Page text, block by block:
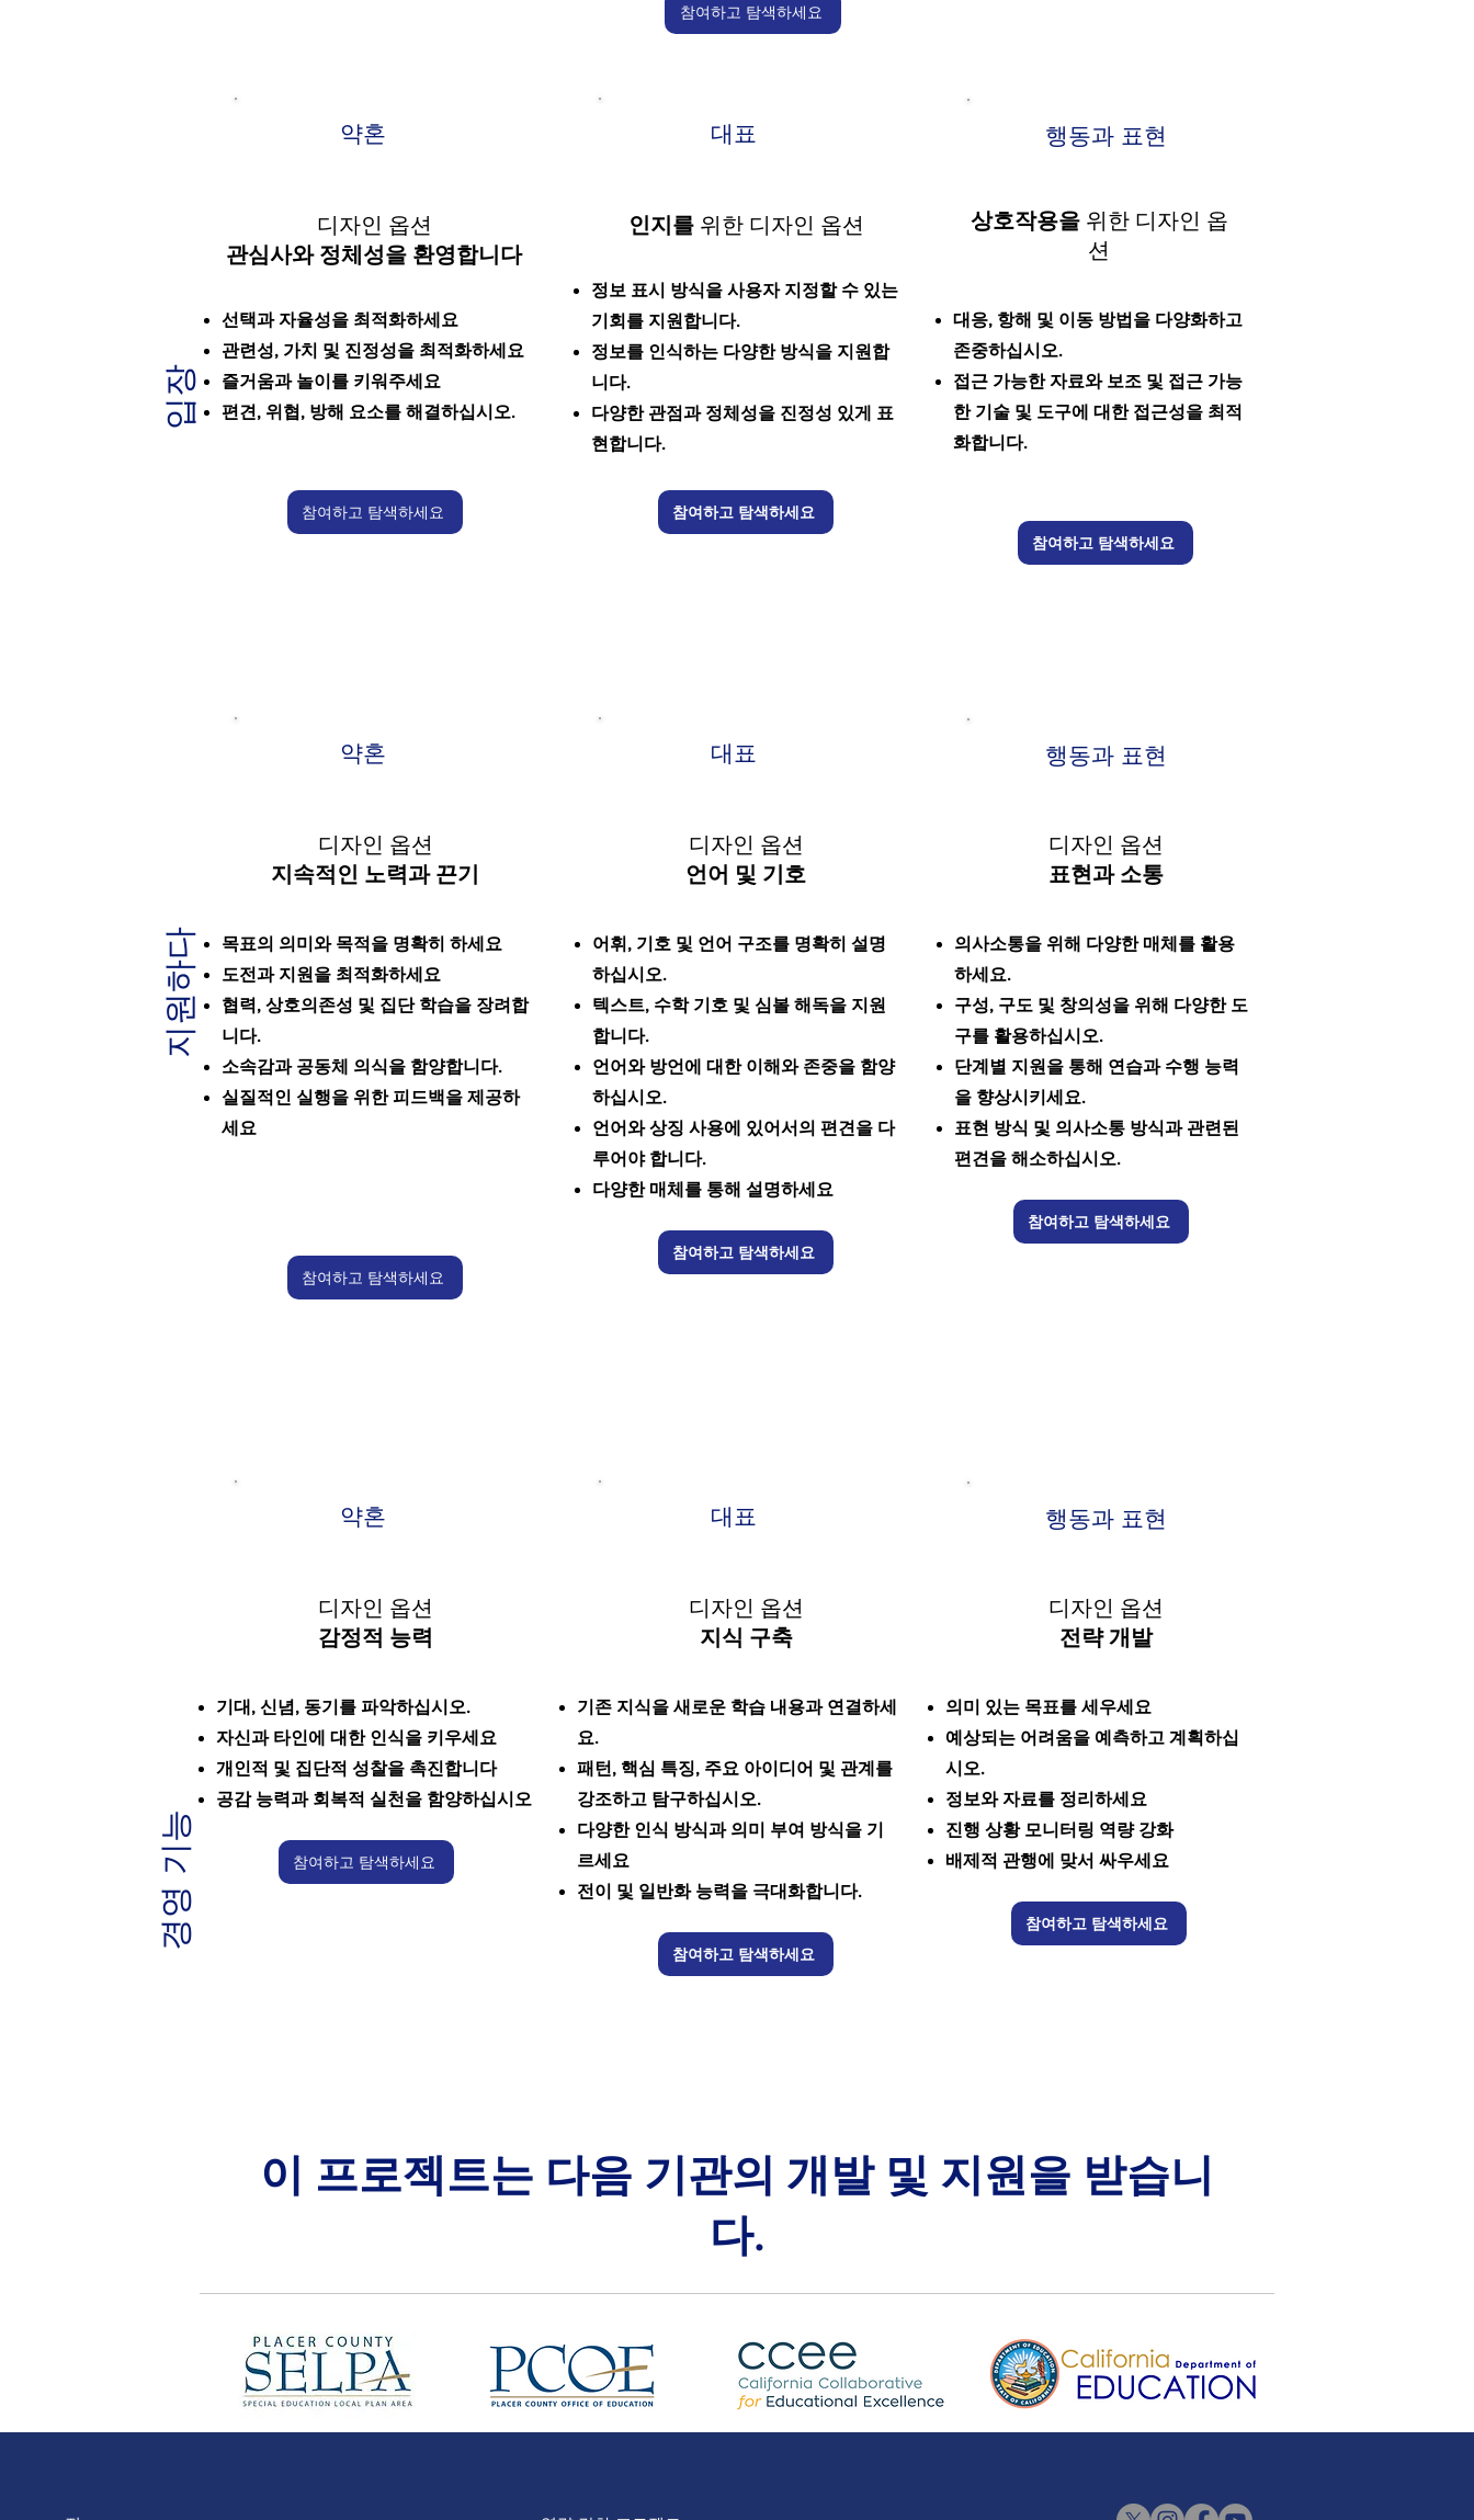
약혼
디자인 옵션
관심사와 정체성을 환영합니다
선택과 자율성을 최적화하세요
관련성, 가치 및 진정성을 최적화하세요
즐거움과 놀이를 키워주세요
편견, 위협, 방해 요소를 해결하십시오.
참여하고 탐색하세요
입장
대표
인지를 위한 디자인 옵션
정보 표시 방식을 사용자 지정할 수 있는
기회를 지원합니다.
정보를 인식하는 다양한 방식을 지원합
니다.
다양한 관점과 정체성을 진정성 있게 표
현합니다.
참여하고 탐색하세요
행동과 표현
상호작용을 위한 디자인 옵
션
대응, 항해 및 이동 방법을 다양화하고
존중하십시오.
접근 가능한 자료와 보조 및 접근 가능
한 기술 및 도구에 대한 접근성을 최적
화합니다.
참여하고 탐색하세요
참여하고 탐색하세요
약혼
디자인 옵션
지속적인 노력과 끈기
목표의 의미와 목적을 명확히 하세요
도전과 지원을 최적화하세요
협력, 상호의존성 및 집단 학습을 장려합
니다.
소속감과 공동체 의식을 함양합니다.
실질적인 실행을 위한 피드백을 제공하
세요
참여하고 탐색하세요
지원하다
대표
디자인 옵션
언어 및 기호
어휘, 기호 및 언어 구조를 명확히 설명
하십시오.
텍스트, 수학 기호 및 심볼 해독을 지원
합니다.
언어와 방언에 대한 이해와 존중을 함양
하십시오.
언어와 상징 사용에 있어서의 편견을 다
루어야 합니다.
다양한 매체를 통해 설명하세요
참여하고 탐색하세요
행동과 표현
디자인 옵션
표현과 소통
의사소통을 위해 다양한 매체를 활용
하세요.
구성, 구도 및 창의성을 위해 다양한 도
구를 활용하십시오.
단계별 지원을 통해 연습과 수행 능력
을 향상시키세요.
표현 방식 및 의사소통 방식과 관련된
편견을 해소하십시오.
참여하고 탐색하세요
약혼
디자인 옵션
감정적 능력
기대, 신념, 동기를 파악하십시오.
자신과 타인에 대한 인식을 키우세요
개인적 및 집단적 성찰을 촉진합니다
공감 능력과 회복적 실천을 함양하십시오
참여하고 탐색하세요
경영 기능
대표
디자인 옵션
지식 구축
기존 지식을 새로운 학습 내용과 연결하세
요.
패턴, 핵심 특징, 주요 아이디어 및 관계를
강조하고 탐구하십시오.
다양한 인식 방식과 의미 부여 방식을 기
르세요
전이 및 일반화 능력을 극대화합니다.
참여하고 탐색하세요
행동과 표현
디자인 옵션
전략 개발
의미 있는 목표를 세우세요
예상되는 어려움을 예측하고 계획하십
시오.
정보와 자료를 정리하세요
진행 상황 모니터링 역량 강화
배제적 관행에 맞서 싸우세요
참여하고 탐색하세요
이 프로젝트는 다음 기관의 개발 및 지원을 받습니
다.